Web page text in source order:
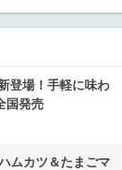
登場！手軽に味わ
国発売
ムカツ＆たまごマ